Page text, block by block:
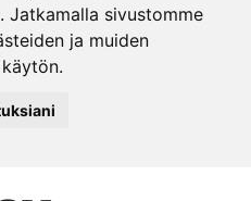
Jatkamalla sivustomme
ja muiden